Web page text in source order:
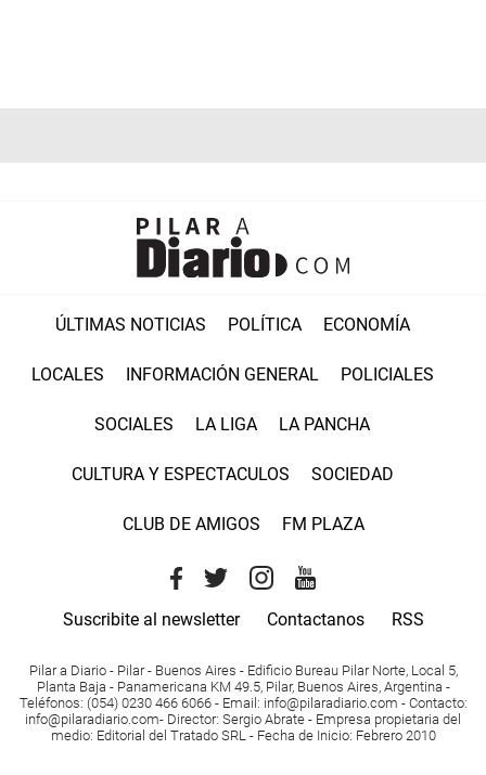
ÚLTIMAS NOTICIAS POLÍTICA ECONOMÍA
LOCALES INFORMACIÓN GENERAL POLICIALES
SOCIALES LA LIGA LA PANCHA
CULTURA Y ESPECTACULOS SOCIEDAD
CLUB DE AMIGOS FM PLAZA
Suscribite al newsletter Contactanos RSS
Pilar a Diario - Pilar - Buenos Aires - Edificio Bureau Pilar Norte, Local 5,
Planta Baja - Panamericana KM 49.5, Pilar, Buenos Aires, Argentina -
Teléfonos: (054) 0230 466 6066 - Email : info@pilaradiario.com - Contacto:
info@pilaradiario.com- Director: Sergio Abrate - Empresa propietaria del
medio: Editorial del Tratado SRL - Fecha de Inicio: Febrero 2010